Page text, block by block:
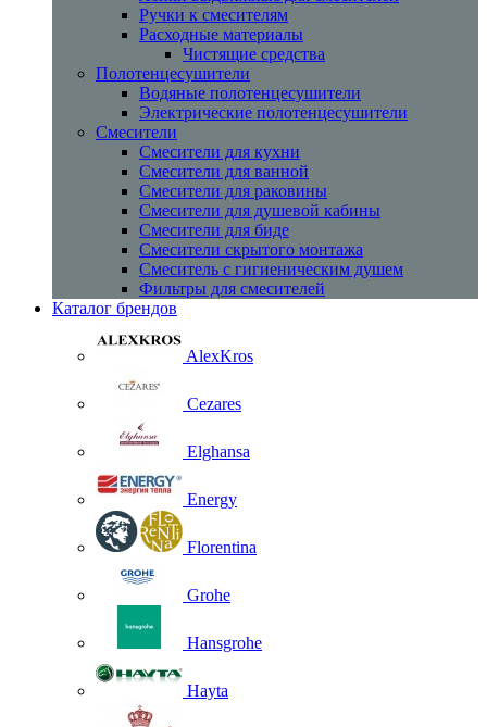
Ручки к смесителям
Расходные материалы
Чистящие средства
Полотенцесушители
Водяные полотенцесушители
Электрические полотенцесушители
Смесители
Смесители для кухни
Смесители для ванной
Смесители для раковины
Смесители для душевой кабины
Смесители для биде
Смесители скрытого монтажа
Смеситель с гигиеническим душем
Фильтры для смесителей
Каталог брендов
AlexKros
Cezares
Elghansa
Energy
Florentina
Grohe
Hansgrohe
Hayta